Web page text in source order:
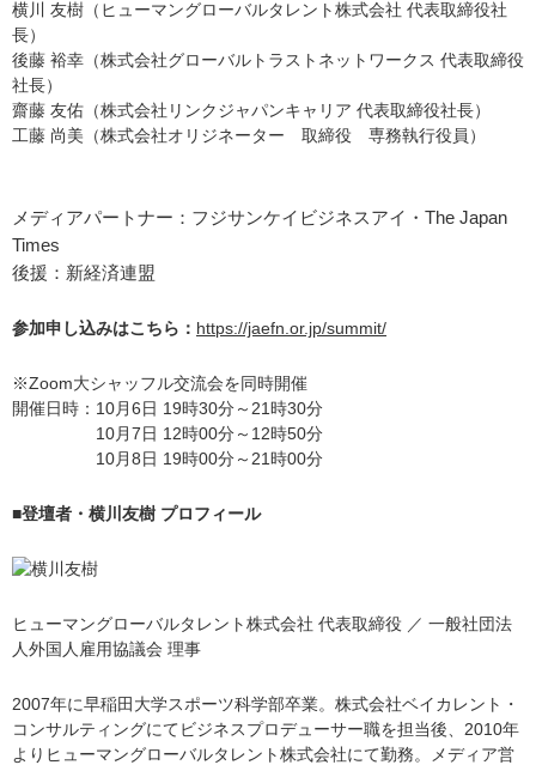
横川 友樹（ヒューマングローバルタレント株式会社 代表取締役社
長）
後藤 裕幸（株式会社グローバルトラストネットワークス 代表取締役
社長）
齋藤 友佑（株式会社リンクジャパンキャリア 代表取締役社長）
工藤 尚美（株式会社オリジネーター 取締役 専務執行役員）
メディアパートナー：フジサンケイビジネスアイ・The Japan
Times
後援：新経済連盟
参加申し込みはこちら： https://jaefn.or.jp/summit/
※Zoom大シャッフル交流会を同時開催
開催日時：10月6日 19時30分～21時30分
10月7日 12時00分～12時50分
10月8日 19時00分～21時00分
■登壇者・横川友樹 プロフィール
ヒューマングローバルタレント株式会社 代表取締役 ／ 一般社団法
人外国人雇用協議会 理事
2007年に早稲田大学スポーツ科学部卒業。株式会社ベイカレント・
コンサルティングにてビジネスプロデューサー職を担当後、2010年
よりヒューマングローバルタレント株式会社にて勤務。メディア営